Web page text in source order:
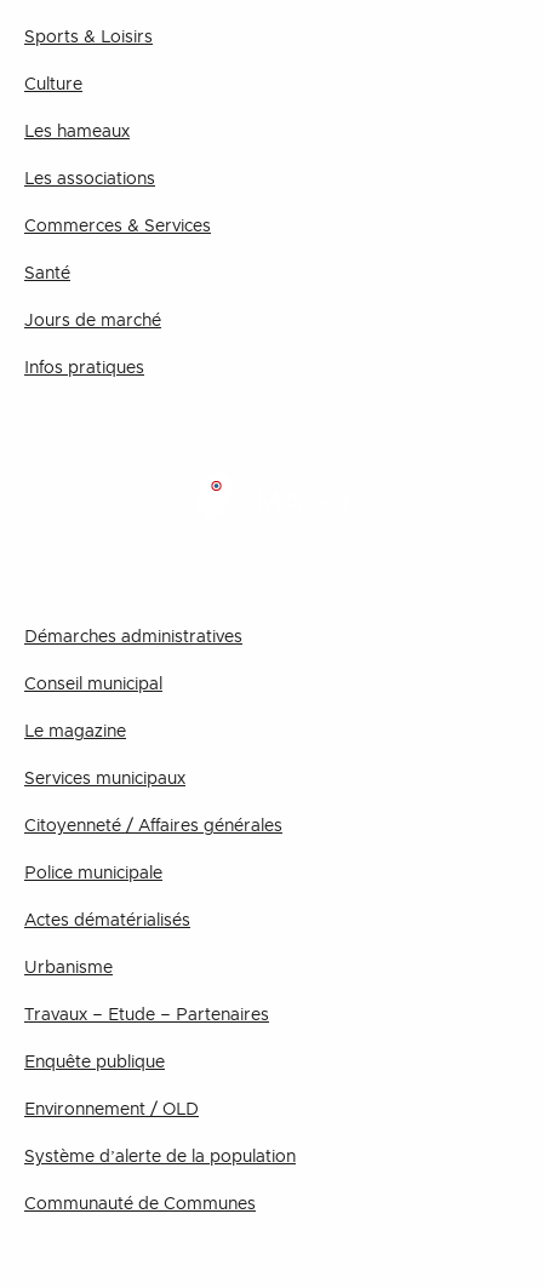
Sports & Loisirs
Culture
Les hameaux
Les associations
Commerces & Services
Santé
Jours de marché
Infos pratiques
Démarches administratives
Conseil municipal
Le magazine
Services municipaux
Citoyenneté / Affaires générales
Police municipale
Actes dématérialisés
Urbanisme
Travaux – Etude – Partenaires
Enquête publique
Environnement / OLD
Système d’alerte de la population
Communauté de Communes